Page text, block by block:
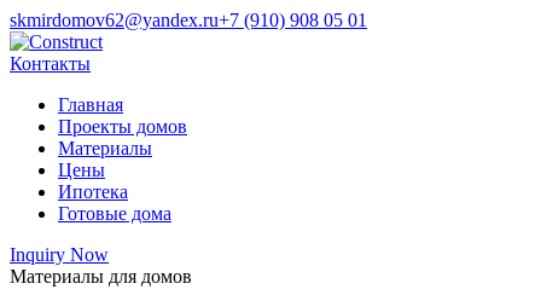
skmirdomov62@yandex.ru+7 (910) 908 05 01
Контакты
Главная
Проекты домов
Материалы
Цены
Ипотека
Готовые дома
Inquiry Now
Материалы для домов